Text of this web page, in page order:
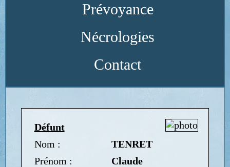
Prévoyance
Nécrologies
Contact
Défunt
Nom :
TENRET
Prénom :
Claude